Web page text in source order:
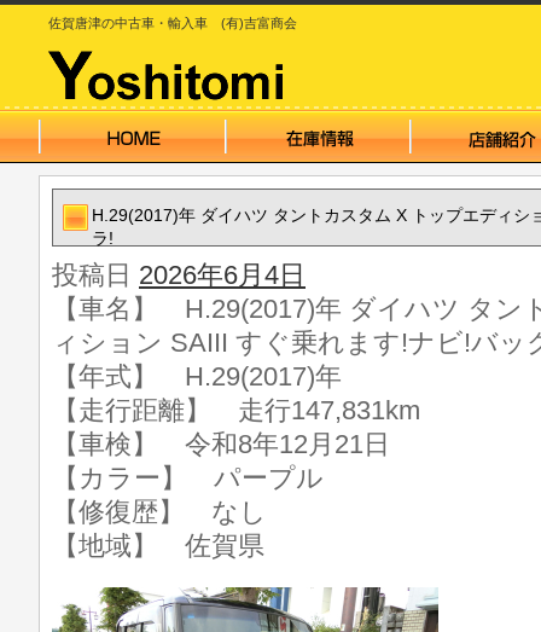
佐賀唐津の中古車・輸入車 (有)吉富商会
H.29(2017)年 ダイハツ タントカスタム X トップエディシ
ラ!
投稿日 2026年6月4日
【車名】 H.29(2017)年 ダイハツ タン
ィション SAIII すぐ乗れます!ナビ!バッ
【年式】 H.29(2017)年
【走行距離】 走行147,831km
【車検】 令和8年12月21日
【カラー】 パープル
【修復歴】 なし
【地域】 佐賀県